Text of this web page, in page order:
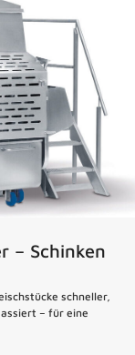
– Schinken
schneller,
– für eine